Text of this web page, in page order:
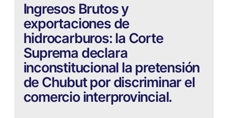
Ingresos Brutos y
exportaciones de
hidrocarburos: la Corte
Suprema declara
inconstitucional la pretensión
de Chubut por discriminar el
comercio interprovincial.